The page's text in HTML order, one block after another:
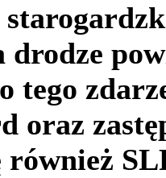
drodze
tego
oraz
również